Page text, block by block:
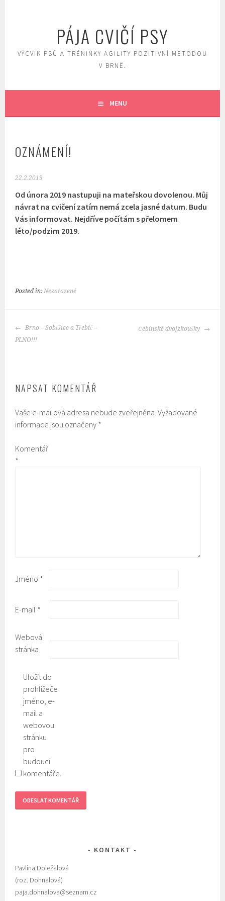
PÁJA CVIČÍ PSY
VÝCVIK PSŮ A TRÉNINKY AGILITY POZITIVNÍ METODOU
V BRNĚ.
MENU
OZNÁMENÍ!
22.2.2019
Od února 2019 nastupuji na mateřskou dovolenou. Můj
návrat na cvičení zatím nemá zcela jasné datum. Budu
Vás informovat. Nejdříve počítám s přelomem
léto/podzim 2019.
Posted in:Nezařazené
POST
NAVIGATION
Brno – Soběšice a Třebíč –
PLNO!!!
Čebínské dvojzkoušky
NAPSAT KOMENTÁŘ
Vaše e-mailová adresa nebude zveřejněna. Vyžadované
informace jsou označeny *
Komentář
*
Jméno *
E-mail *
Webová
stránka
Uložit do
prohlížeče
jméno, e-
mail a
webovou
stránku
pro
budoucí
komentáře.
KONTAKT
Pavlína Doležalová
(roz. Dohnalová)
paja.dohnalova@seznam.cz